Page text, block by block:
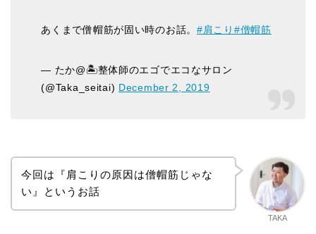
あくまで僧帽筋が固い時のお話。 #肩こり #僧帽筋
— たか@🏝整体師のエゴでエコなサロン
(@Taka_seitai) December 2, 2019
TAKA
今回は『肩こりの原因は僧帽筋じゃな
い』というお話